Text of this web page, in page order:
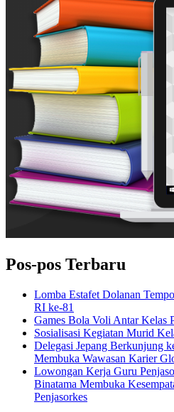
Pos-pos Terbaru
Lomba Estafet Dolanan
RI ke-81
Games Bola Voli Antar Kelas
Sosialisasi Kegiatan Murid
Delegasi Jepang Berkunjung
Membuka Wawasan Karier
Lowongan Kerja Guru
Binatama Membuka
Penjasorkes